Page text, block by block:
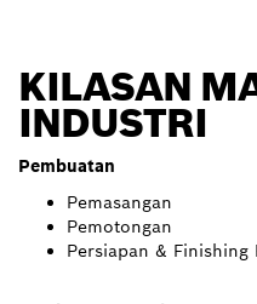
KILASAN
INDUSTRI
Pembuatan
Pemasangan
Pemotongan
Persiapan & Finishing